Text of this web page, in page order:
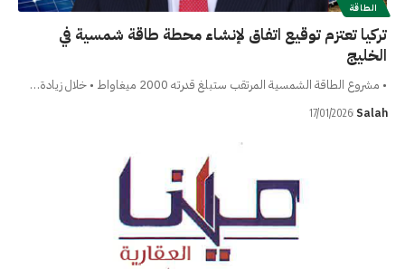
الطاقة
تركيا تعتزم توقيع اتفاق لإنشاء محطة طاقة شمسية في
الخليج
• مشروع الطاقة الشمسية المرتقب ستبلغ قدرته 2000 ميغاواط • خلال زيادة…
Salah
17/01/2026